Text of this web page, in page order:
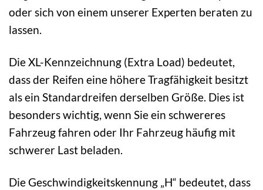
oder sich von einem unserer Experten beraten zu
lassen.
Die XL-Kennzeichnung (Extra Load) bedeutet,
dass der Reifen eine höhere Tragfähigkeit besitzt
als ein Standardreifen derselben Größe. Dies ist
besonders wichtig, wenn Sie ein schwereres
Fahrzeug fahren oder Ihr Fahrzeug häufig mit
schwerer Last beladen.
Die Geschwindigkeitskennung „H“ bedeutet, dass